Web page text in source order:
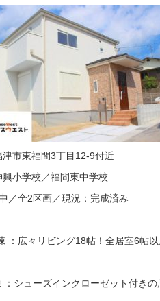
津市東福間3丁目12-9付近
興小学校／福間東中学校
／全2区画／現況：完成済み
：広々リビング18帖！全居室6
：シューズインクローゼット付